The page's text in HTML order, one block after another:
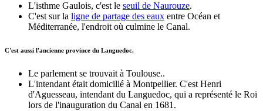
L'isthme Gaulois, c'est le seuil de Naurouze.
C'est sur la ligne de partage des eaux entre Océan et
Méditerranée, l'endroit où culmine le Canal.
C'est aussi l'ancienne province du Languedoc.
Le parlement se trouvait à Toulouse..
L'intendant était domicilié à Montpellier. C'est Henri
d'Aguesseau, intendant du Languedoc, qui a représenté le Roi
lors de l'inauguration du Canal en 1681.